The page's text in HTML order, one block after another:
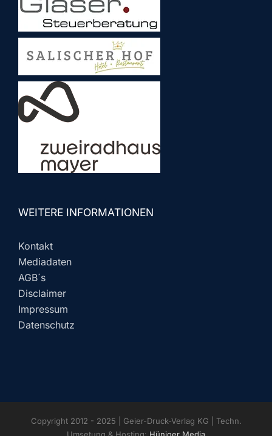
WEITERE INFORMATIONEN
Kontakt
Mediadaten
AGB´s
Disclaimer
Impressum
Datenschutz
Copyright 2012 - 2025 | Geier-Druck-Verlag KG | Techn.